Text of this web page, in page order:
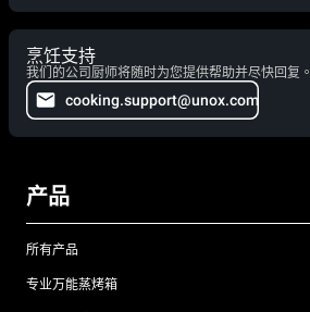
烹饪支持
我们的公司厨师将随时为您提供帮助并尽快回复。
cooking.support@unox.com
产品
所有产品
专业万能蒸烤箱